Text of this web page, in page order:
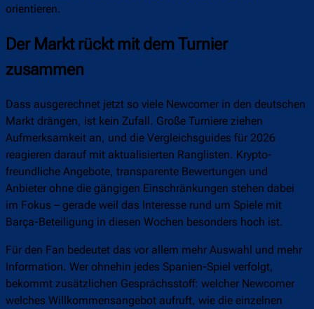
orientieren.
Der Markt rückt mit dem Turnier
zusammen
Dass ausgerechnet jetzt so viele Newcomer in den deutschen
Markt drängen, ist kein Zufall. Große Turniere ziehen
Aufmerksamkeit an, und die Vergleichsguides für 2026
reagieren darauf mit aktualisierten Ranglisten. Krypto-
freundliche Angebote, transparente Bewertungen und
Anbieter ohne die gängigen Einschränkungen stehen dabei
im Fokus – gerade weil das Interesse rund um Spiele mit
Barça-Beteiligung in diesen Wochen besonders hoch ist.
Für den Fan bedeutet das vor allem mehr Auswahl und mehr
Information. Wer ohnehin jedes Spanien-Spiel verfolgt,
bekommt zusätzlichen Gesprächsstoff: welcher Newcomer
welches Willkommensangebot aufruft, wie die einzelnen